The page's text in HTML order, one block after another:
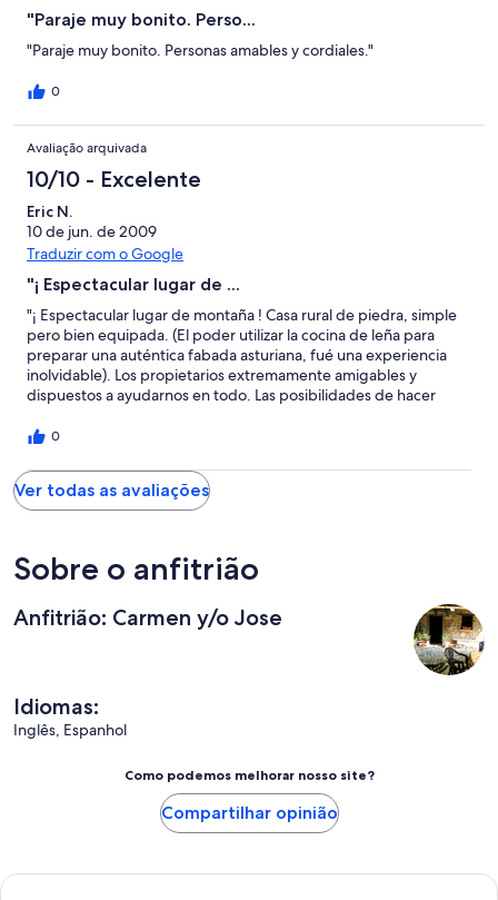
"Paraje muy bonito. Perso...
"Paraje muy bonito. Personas amables y cordiales."
0
Avaliação arquivada
10/10 - Excelente
Eric N.
10 de jun. de 2009
Traduzir com o Google
"¡ Espectacular lugar de ...
"¡ Espectacular lugar de montaña ! Casa rural de piedra, simple
pero bien equipada. (El poder utilizar la cocina de leña para
preparar una auténtica fabada asturiana, fué una experiencia
inolvidable). Los propietarios extremamente amigables y
dispuestos a ayudarnos en todo. Las posibilidades de hacer
y los mejores días de nuestras 4 semanas de vacaciones en
tiempo."
0
Ver todas as avaliações
Sobre o anfitrião
Anfitrião: Carmen y/o Jose
Idiomas:
Inglês, Espanhol
Como podemos melhorar nosso site?
Compartilhar opinião